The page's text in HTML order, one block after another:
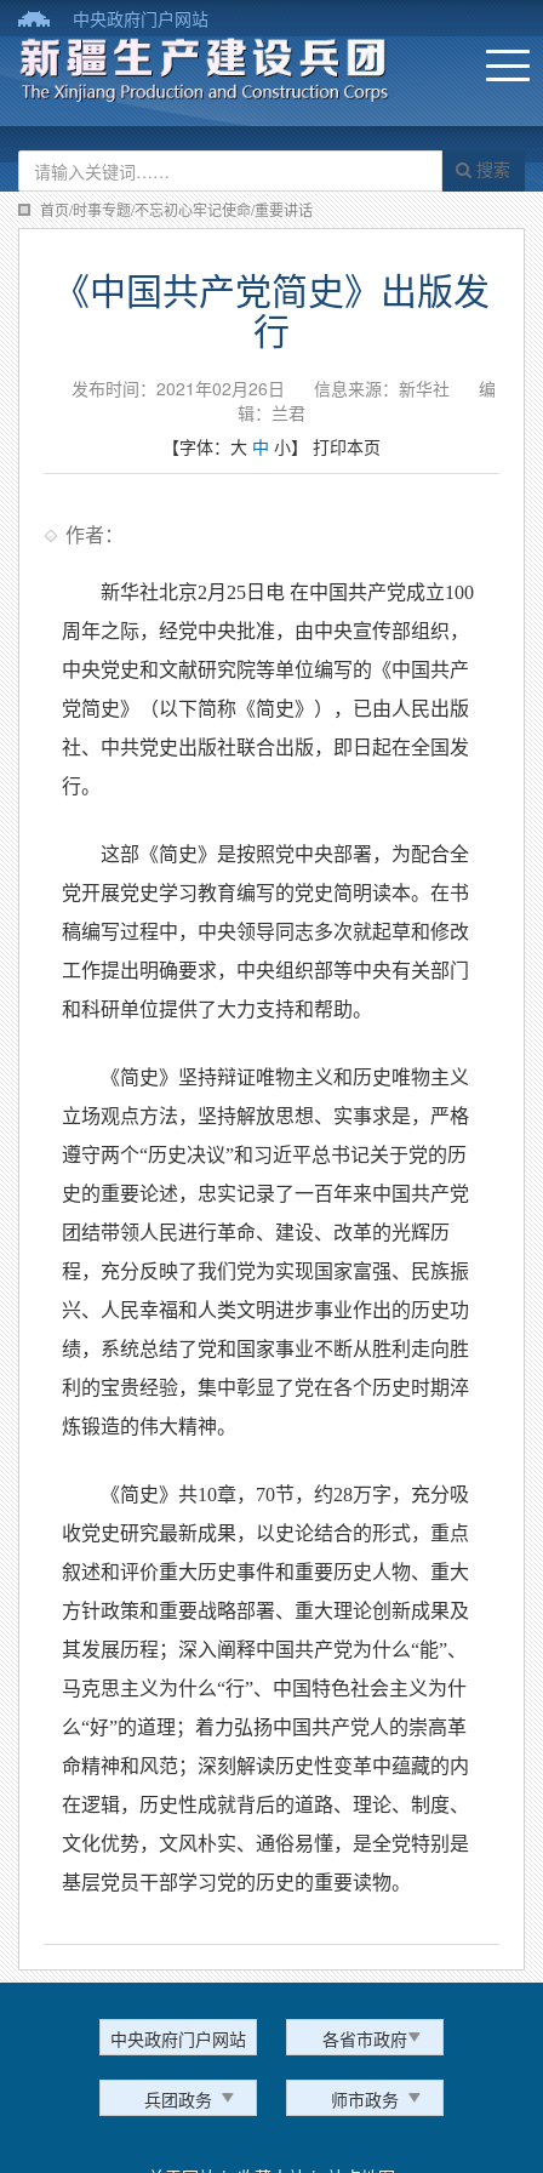
中央政府门户网站
搜索
首页/时事专题/不忘初心牢记使命/重要讲话
《中国共产党简史》出版发
行
发布时间：2021年02月26日 信息来源：新华社
编
辑：兰君
【字体： 大 中 小】 打印本页
作者：
新华社北京2月25日电 在中国共产党成立100
周年之际，经党中央批准，由中央宣传部组织，
中央党史和文献研究院等单位编写的《中国共产
党简史》（以下简称《简史》），已由人民出版
社、中共党史出版社联合出版，即日起在全国发
行。
这部《简史》是按照党中央部署，为配合全
党开展党史学习教育编写的党史简明读本。在书
稿编写过程中，中央领导同志多次就起草和修改
工作提出明确要求，中央组织部等中央有关部门
和科研单位提供了大力支持和帮助。
《简史》坚持辩证唯物主义和历史唯物主义
立场观点方法，坚持解放思想、实事求是，严格
遵守两个“历史决议”和习近平总书记关于党的历
史的重要论述，忠实记录了一百年来中国共产党
团结带领人民进行革命、建设、改革的光辉历
程，充分反映了我们党为实现国家富强、民族振
兴、人民幸福和人类文明进步事业作出的历史功
绩，系统总结了党和国家事业不断从胜利走向胜
利的宝贵经验，集中彰显了党在各个历史时期淬
炼锻造的伟大精神。
《简史》共10章，70节，约28万字，充分吸
收党史研究最新成果，以史论结合的形式，重点
叙述和评价重大历史事件和重要历史人物、重大
方针政策和重要战略部署、重大理论创新成果及
其发展历程；深入阐释中国共产党为什么“能”、
马克思主义为什么“行”、中国特色社会主义为什
么“好”的道理；着力弘扬中国共产党人的崇高革
命精神和风范；深刻解读历史性变革中蕴藏的内
在逻辑，历史性成就背后的道路、理论、制度、
文化优势，文风朴实、通俗易懂，是全党特别是
基层党员干部学习党的历史的重要读物。
中央政府门户网站 各省市政府
兵团政务 师市政务